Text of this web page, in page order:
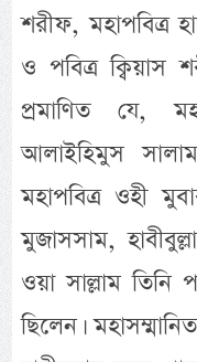
শরীফ, মহাপবিত্র
ও পবিত্র ক্বিয়াস
প্রমাণিত যে,
আলাইহিমুস
মহাপবিত্র ওহী
মুজাসসাম,
ওয়া সাল্লাম তিনি
ছিলেন।